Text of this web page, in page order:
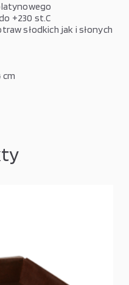
+230 st.C
słodkich jak i słonych
cm